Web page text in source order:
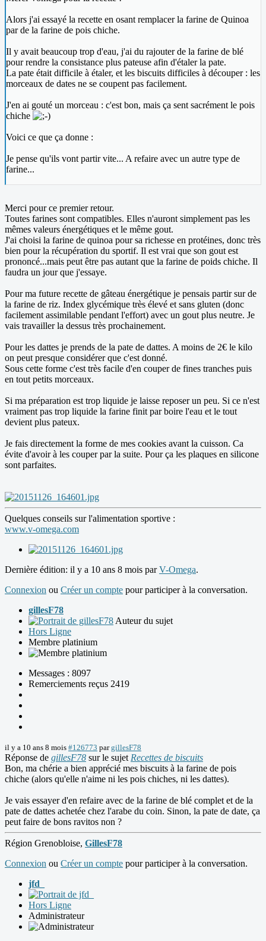
Alors j'ai essayé la recette en osant remplacer la farine de Quinoa
par de la farine de pois chiche.
Il y avait beaucoup trop d'eau, j'ai du rajouter de la farine de blé
pour rendre la consistance plus pateuse afin d'étaler la pate.
La pate était difficile à étaler, et les biscuits difficiles à découper : les
morceaux de dates ne se coupent pas facilement.
J'en ai gouté un morceau : c'est bon, mais ça sent sacrément le pois
chiche
Voici ce que ça donne :
Je pense qu'ils vont partir vite... A refaire avec un autre type de
farine...
Merci pour ce premier retour.
Toutes farines sont compatibles. Elles n'auront simplement pas les
mêmes valeurs énergétiques et le même gout.
J'ai choisi la farine de quinoa pour sa richesse en protéines, donc très
bien pour la récupération du sportif. Il est vrai que son gout est
prononcé...mais peut être pas autant que la farine de poids chiche. Il
faudra un jour que j'essaye.
Pour ma future recette de gâteau énergétique je pensais partir sur de
la farine de riz. Index glycémique très élevé et sans gluten (donc
facilement assimilable pendant l'effort) avec un gout plus neutre. Je
vais travailler la dessus très prochainement.
Pour les dattes je prends de la pate de dattes. A moins de 2€ le kilo
on peut presque considérer que c'est donné.
Sous cette forme c'est très facile d'en couper de fines tranches puis
en tout petits morceaux.
Si ma préparation est trop liquide je laisse reposer un peu. Si ce n'est
vraiment pas trop liquide la farine finit par boire l'eau et le tout
devient plus pateux.
Je fais directement la forme de mes cookies avant la cuisson. Ca
évite d'avoir à les couper par la suite. Pour ça les plaques en silicone
sont parfaites.
Quelques conseils sur l'alimentation sportive :
www.v-omega.com
Dernière édition: il y a 10 ans 8 mois parV-Omega.
Connexion ou Créer un compte pour participer à la conversation.
gillesF78
Auteur du sujet
Hors Ligne
Membre platinium
Messages : 8097
Remerciements reçus 2419
il y a 10 ans 8 mois #126773 pargillesF78
Réponse de gillesF78 sur le sujet Recettes de biscuits
Bon, ma chérie a bien apprécié mes biscuits à la farine de pois
chiche (alors qu'elle n'aime ni les pois chiches, ni les dattes).
Je vais essayer d'en refaire avec de la farine de blé complet et de la
pate de dattes achetée chez l'arabe du coin. Sinon, la pate de date, ça
peut faire de bons ravitos non ?
Région Grenobloise, GillesF78
Connexion ou Créer un compte pour participer à la conversation.
jfd_
Hors Ligne
Administrateur